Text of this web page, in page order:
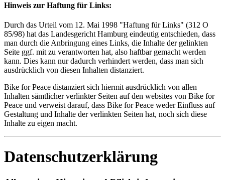
Hinweis zur Haftung für Links:
Durch das Urteil vom 12. Mai 1998 "Haftung für Links" (312 O
85/98) hat das Landesgericht Hamburg eindeutig entschieden, dass
man durch die Anbringung eines Links, die Inhalte der gelinkten
Seite ggf. mit zu verantworten hat, also haftbar gemacht werden
kann. Dies kann nur dadurch verhindert werden, dass man sich
ausdrücklich von diesen Inhalten distanziert.
Bike for Peace distanziert sich hiermit ausdrücklich von allen
Inhalten sämtlicher verlinkter Seiten auf den websites von Bike for
Peace und verweist darauf, dass Bike for Peace weder Einfluss auf
Gestaltung und Inhalte der verlinkten Seiten hat, noch sich diese
Inhalte zu eigen macht.
Datenschutzerklärung